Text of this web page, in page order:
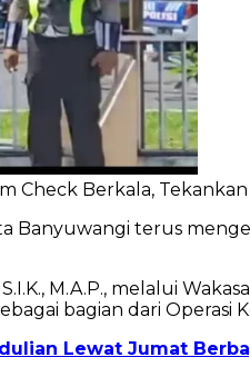
Check Berkala,
Banyuwangi terus
M.A.P., melalui
bagian dari Operasi
Lewat Jumat